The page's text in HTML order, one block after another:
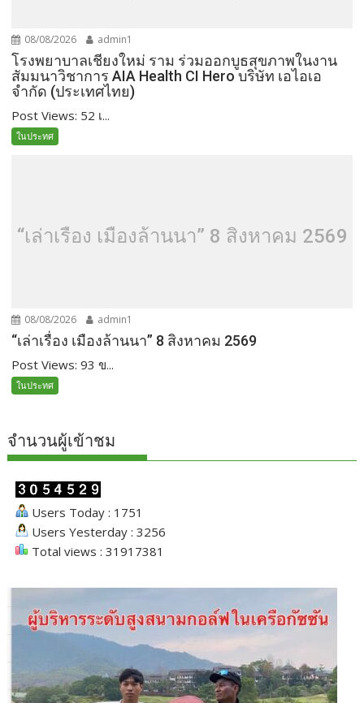
08/08/2026 admin1
โรงพยาบาลเชียงใหม่ ราม ร่วมออกบูธสุขภาพในงาน
สัมมนาวิชาการ AIA Health CI Hero บริษัท เอไอเอ
จำกัด (ประเทศไทย)
Post Views: 52 เ...
ในประทศ
“เล่าเรื่อง เมืองล้านนา” 8 สิงหาคม 2569
08/08/2026 admin1
“เล่าเรื่อง เมืองล้านนา” 8 สิงหาคม 2569
Post Views: 93 ข...
ในประทศ
จำนวนผู้เข้าชม
Users Today : 1751
Users Yesterday : 3256
Total views : 31917381